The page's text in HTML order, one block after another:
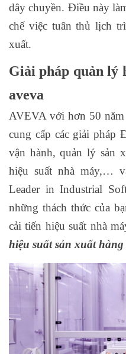
dây chuyền. Điều này
chế việc tuân thủ lịch
xuất.
Giải pháp quản lý
aveva
AVEVA với hơn 50
cung cấp các giải pháp
vận hành, quản lý sản
hiệu suất nhà máy,…
Leader in Industrial
những thách thức của
cải tiến hiệu suất nhà
hiệu suất sản xuất hàng